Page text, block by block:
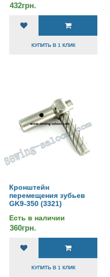
432грн.
КУПИТЬ В 1 КЛИК
Кронштейн
перемещения зубьев
GK9-350 (3321)
Есть в наличии
360грн.
КУПИТЬ В 1 КЛИК